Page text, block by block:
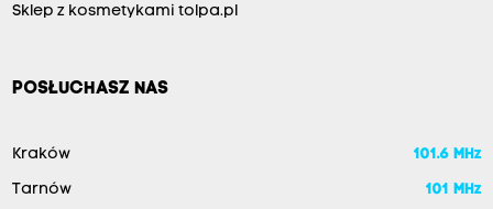
Sklep z kosmetykami tolpa.pl
POSŁUCHASZ NAS
Kraków 101.6 MHz
Tarnów 101 MHz